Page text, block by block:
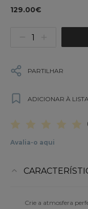
129.00€
PARTILHAR
ADICIONAR À
Avalia-o aqui
Crie a atmosfera